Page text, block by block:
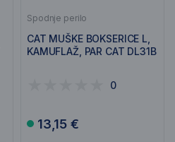
Spodnje perilo
CAT MUŠKE BOKSERICE L,
KAMUFLAŽ, PAR CAT DL31B
0
13,15 €